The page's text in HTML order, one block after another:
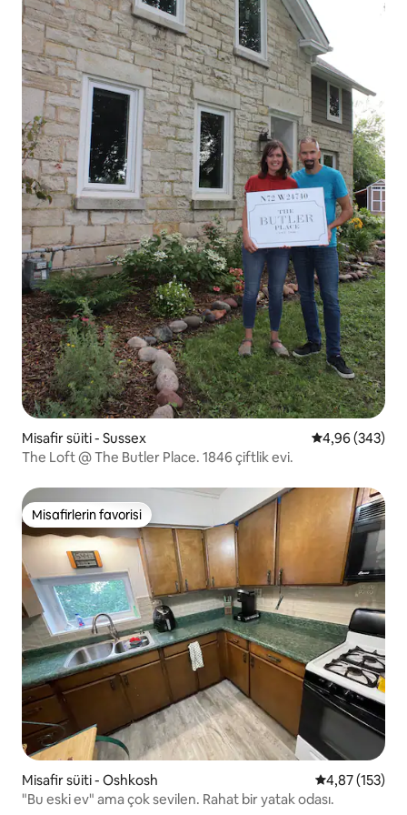
Misafir süiti - Sussex 5 üzerinden
4,96 (343)
The Loft @ The Butler Place. 1846 çiftlik evi.
Misafirlerin favorisi
Misafirlerin favorisi
Misafir süiti - Oshkosh 5 üzerinden
4,87 (153)
"Bu eski ev" ama çok sevilen. Rahat bir yatak odası.